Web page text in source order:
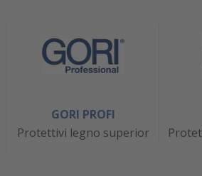
GORI PROFI
Protettivi legno superior